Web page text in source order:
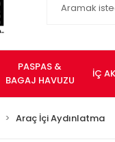
PASPAS &
BAGAJ HAVUZU
İÇ
Araç İçi Aydınlatma